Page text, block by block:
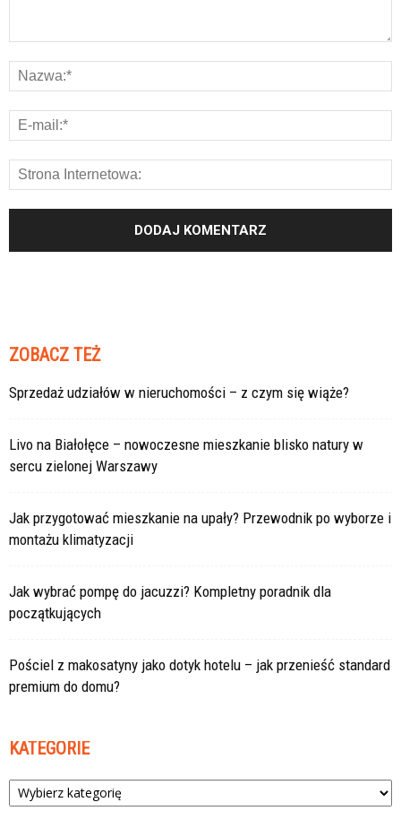
ZOBACZ TEŻ
Sprzedaż udziałów w nieruchomości – z czym się wiąże?
Livo na Białołęce – nowoczesne mieszkanie blisko natury w
sercu zielonej Warszawy
Jak przygotować mieszkanie na upały? Przewodnik po wyborze i
montażu klimatyzacji
Jak wybrać pompę do jacuzzi? Kompletny poradnik dla
początkujących
Pościel z makosatyny jako dotyk hotelu – jak przenieść standard
premium do domu?
KATEGORIE
Kategorie